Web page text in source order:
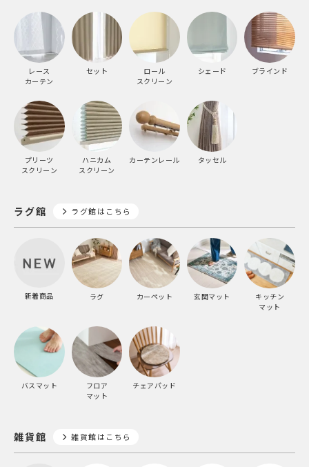
レース
カーテン
セット
ロール
スクリーン
シェード ブラインド
プリーツ
スクリーン
ハニカム
スクリーン
カーテンレール タッセル
ラグ館 ラグ館はこちら
新着商品 ラグ カーペット 玄関マット
キッチン
マット
バスマット
フロア
マット
チェアパッド
雑貨館 雑貨館はこちら